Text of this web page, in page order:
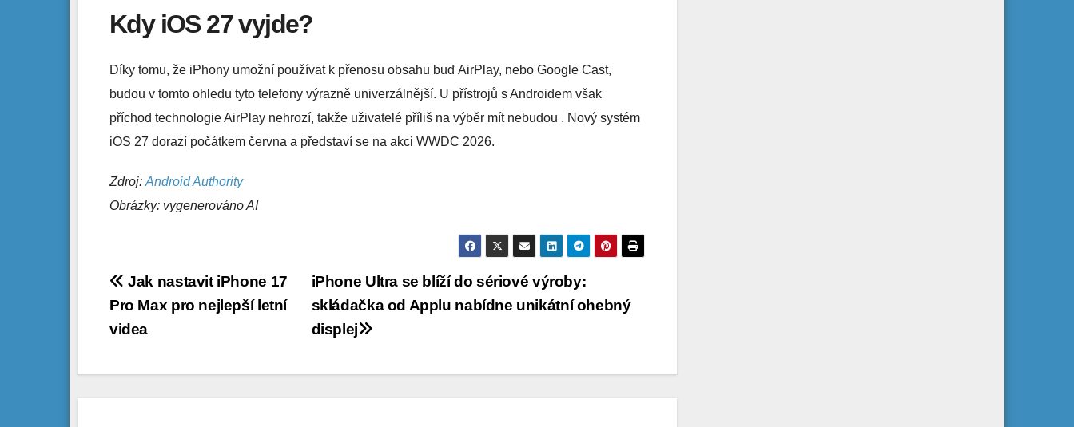
Kdy iOS 27 vyjde?
Díky tomu, že iPhony umožní používat k přenosu obsahu buď AirPlay, nebo Google Cast,
budou v tomto ohledu tyto telefony výrazně univerzálnější. U přístrojů s Androidem však
příchod technologie AirPlay nehrozí, takže uživatelé příliš na výběr mít nebudou . Nový systém
iOS 27 dorazí počátkem června a představí se na akci WWDC 2026.
Zdroj: Android Authority
Obrázky: vygenerováno AI
Navigace
pro
iPhone Ultra se blíží do sériové výroby:
skládačka od Applu nabídne unikátní ohebný
displej
Jak nastavit iPhone 17
Pro Max pro nejlepší letní
videa